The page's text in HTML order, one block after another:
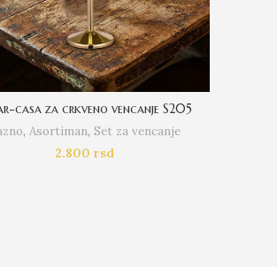
casa za crkveno vencanje S205
, Asortiman, Set za vencanje
2.800 rsd